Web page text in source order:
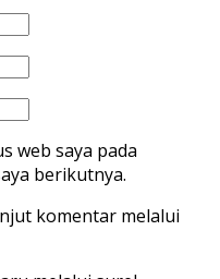
web saya pada
berikutnya.
komentar melalui